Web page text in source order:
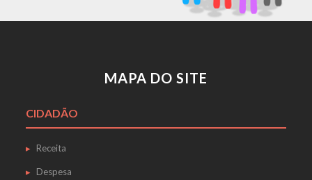
MAPA DO SITE
CIDADÃO
Receita
Despesa